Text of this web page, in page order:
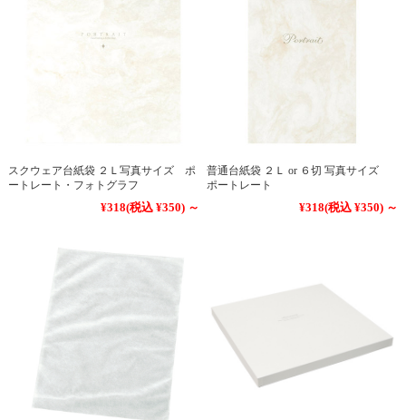
スクウェア台紙袋 ２Ｌ写真サイズ ポ
ートレート・フォトグラフ
¥318(税込 ¥350) ～
普通台紙袋 ２Ｌ or ６切 写真サイズ
ポートレート
¥318(税込 ¥350) ～